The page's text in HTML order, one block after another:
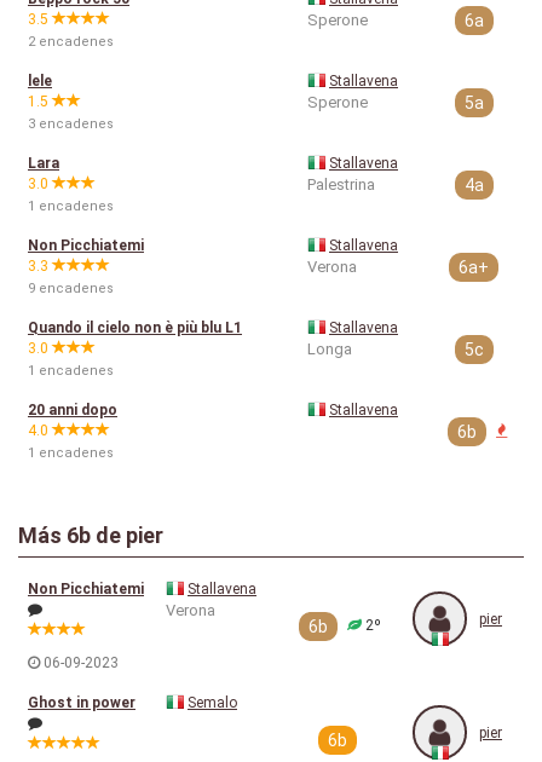
3.5
2 encadenes
Sperone 6a
lele
1.5
3 encadenes
Stallavena
Sperone 5a
Lara
3.0
1 encadenes
Stallavena
Palestrina 4a
Non Picchiatemi
3.3
9 encadenes
Stallavena
Verona 6a+
Quando il cielo non è più blu L1
3.0
1 encadenes
Stallavena
Longa 5c
20 anni dopo
4.0
1 encadenes
Stallavena
6b
Más 6b de pier
Non Picchiatemi
06-09-2023
Stallavena
Verona
6b 2º pier
Ghost in power Semalo
6b pier